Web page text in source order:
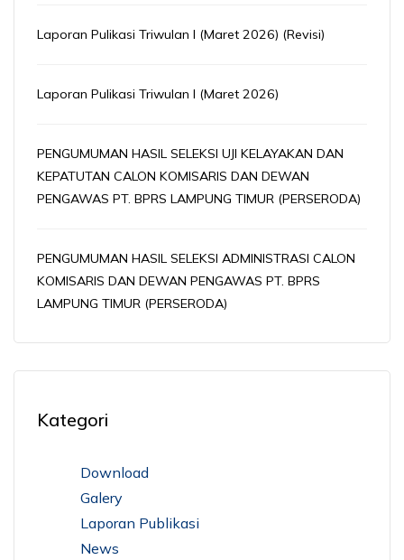
Laporan Pulikasi Triwulan I (Maret 2026) (Revisi)
Laporan Pulikasi Triwulan I (Maret 2026)
PENGUMUMAN HASIL SELEKSI UJI KELAYAKAN DAN
KEPATUTAN CALON KOMISARIS DAN DEWAN
PENGAWAS PT. BPRS LAMPUNG TIMUR (PERSERODA)
PENGUMUMAN HASIL SELEKSI ADMINISTRASI CALON
KOMISARIS DAN DEWAN PENGAWAS PT. BPRS
LAMPUNG TIMUR (PERSERODA)
Kategori
Download
Galery
Laporan Publikasi
News